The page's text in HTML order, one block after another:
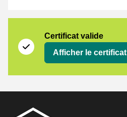
Certificat valide
Afficher le certificat